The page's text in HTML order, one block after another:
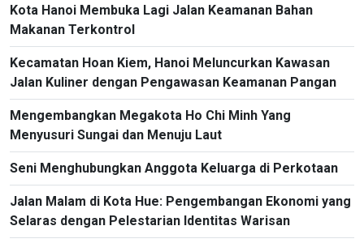
Kota Hanoi Membuka Lagi Jalan Keamanan Bahan
Makanan Terkontrol
Kecamatan Hoan Kiem, Hanoi Meluncurkan Kawasan
Jalan Kuliner dengan Pengawasan Keamanan Pangan
Mengembangkan Megakota Ho Chi Minh Yang
Menyusuri Sungai dan Menuju Laut
Seni Menghubungkan Anggota Keluarga di Perkotaan
Jalan Malam di Kota Hue: Pengembangan Ekonomi yang
Selaras dengan Pelestarian Identitas Warisan